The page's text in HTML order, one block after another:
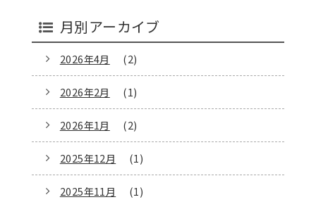
月別アーカイブ
2026年4月 (2)
2026年2月 (1)
2026年1月 (2)
2025年12月 (1)
2025年11月 (1)